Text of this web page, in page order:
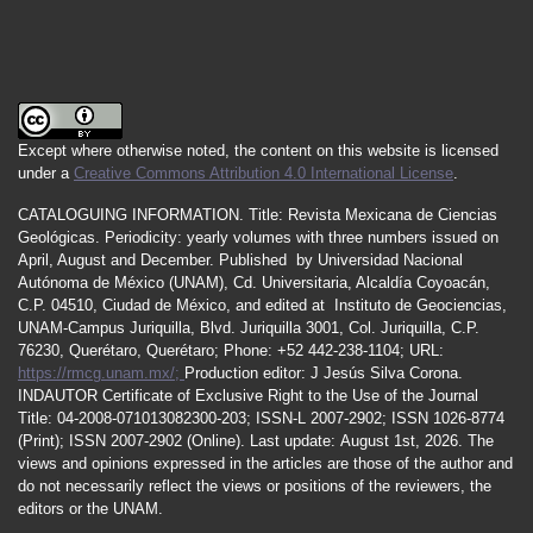
Except where otherwise noted, the content on this website is licensed
under a Creative Commons Attribution 4.0 International License.
CATALOGUING INFORMATION. Title: Revista Mexicana de Ciencias
Geológicas. Periodicity: yearly volumes with three numbers issued on
April , August and December. Published by Universidad Nacional
Autónoma de México (UNAM), Cd. Universitaria, Alcaldía Coyoacán,
C.P. 04510, Ciudad de México, and edited at Instituto de Geociencias,
UNAM-Campus Juriquilla, Blvd. Juriquilla 3001, Col. Juriquilla, C.P.
76230, Querétaro, Querétaro; Phone: +52 442-238-1104; URL:
https://rmcg.unam.mx/; Production editor: J Jesús Silva Corona.
INDAUTOR Certificate of Exclusive Right to the Use of the Journal
Title: 04-2008-071013082300-203; ISSN-L 2007-2902; ISSN 1026-8774
(Print); ISSN 2007-2902 (Online). Last update: August 1st, 2026. The
views and opinions expressed in the articles are those of the author and
do not necessarily reflect the views or positions of the reviewers, the
editors or the UNAM.